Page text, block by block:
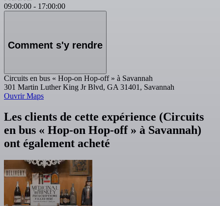
09:00:00 - 17:00:00
Comment s'y rendre
Circuits en bus « Hop-on Hop-off » à Savannah
301 Martin Luther King Jr Blvd, GA 31401, Savannah
Ouvrir Maps
Les clients de cette expérience (Circuits
en bus « Hop-on Hop-off » à Savannah)
ont également acheté